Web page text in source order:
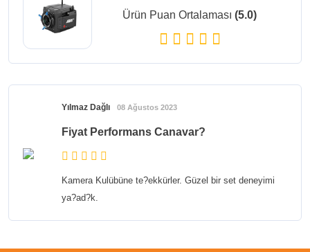
Ürün Puan Ortalaması (5.0)
Yılmaz Dağlı 08 Ağustos 2023
Fiyat Performans Canavar?
Kamera Kulübüne te?ekkürler. Güzel bir set deneyimi
ya?ad?k.